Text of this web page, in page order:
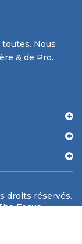
Nous
& de Pro.
droits réservés.
Focus.